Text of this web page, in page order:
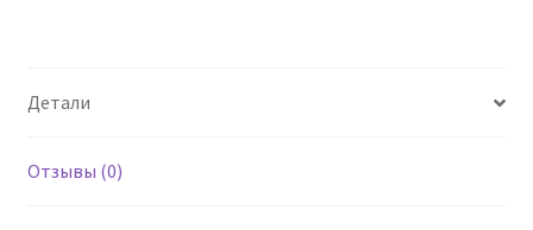
Детали
Отзывы (0)